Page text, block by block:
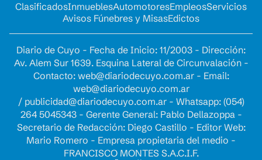
ClasificadosInmueblesAutomotoresEmpleosServicios
Avisos Fúnebres y MisasEdictos
Diario de Cuyo - Fecha de Inicio: 11/2003 - Dirección:
Av. Alem Sur 1639. Esquina Lateral de Circunvalación -
Contacto: web@diariodecuyo.com.ar- Email:
web@diariodecuyo.com.ar
/ publicidad@diariodecuyo.com.ar- Whatsapp: (054)
264 5045343 - Gerente General: Pablo Dellazoppa -
Secretario de Redacción: Diego Castillo - Editor Web:
Mario Romero - Empresa propietaria del medio -
FRANCISCO MONTES S.A.C.I.F.